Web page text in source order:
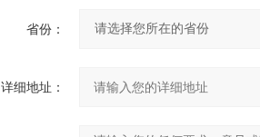
省份：
详细地址：